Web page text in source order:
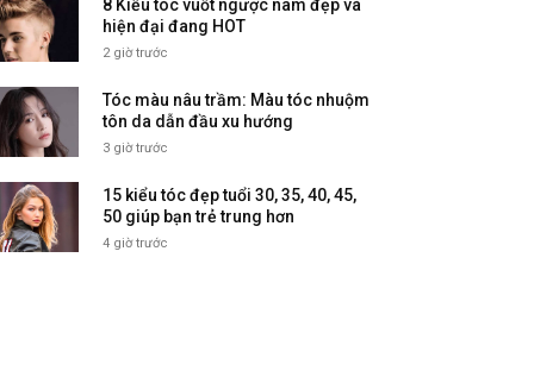
8 Kiểu tóc vuốt ngược nam đẹp và
hiện đại đang HOT
2 giờ trước
Tóc màu nâu trầm: Màu tóc nhuộm
tôn da dẫn đầu xu hướng
3 giờ trước
15 kiểu tóc đẹp tuổi 30, 35, 40, 45,
50 giúp bạn trẻ trung hơn
4 giờ trước